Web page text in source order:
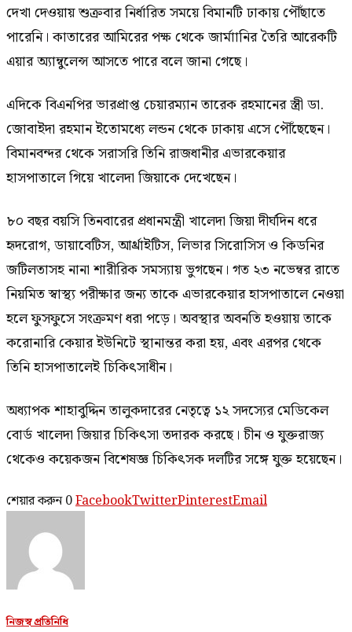
দেখা দেওয়ায় শুক্রবার নির্ধারিত সময়ে বিমানটি ঢাকায় পৌঁছাতে
পারেনি। কাতারের আমিরের পক্ষ থেকে জার্মাানির তৈরি আরেকটি
এয়ার অ্যাম্বুলেন্স আসতে পারে বলে জানা গেছে।
এদিকে বিএনপির ভারপ্রাপ্ত চেয়ারম্যান তারেক রহমানের স্ত্রী ডা.
জোবাইদা রহমান ইতোমধ্যে লন্ডন থেকে ঢাকায় এসে পৌঁছেছেন।
বিমানবন্দর থেকে সরাসরি তিনি রাজধানীর এভারকেয়ার
হাসপাতালে গিয়ে খালেদা জিয়াকে দেখেছেন।
৮০ বছর বয়সি তিনবারের প্রধানমন্ত্রী খালেদা জিয়া দীর্ঘদিন ধরে
হৃদরোগ, ডায়াবেটিস, আর্থ্রাইটিস, লিভার সিরোসিস ও কিডনির
জটিলতাসহ নানা শারীরিক সমস্যায় ভুগছেন। গত ২৩ নভেম্বর রাতে
নিয়মিত স্বাস্থ্য পরীক্ষার জন্য তাকে এভারকেয়ার হাসপাতালে নেওয়া
হলে ফুসফুসে সংক্রমণ ধরা পড়ে। অবস্থার অবনতি হওয়ায় তাকে
করোনারি কেয়ার ইউনিটে স্থানান্তর করা হয়, এবং এরপর থেকে
তিনি হাসপাতালেই চিকিৎসাধীন।
অধ্যাপক শাহাবুদ্দিন তালুকদারের নেতৃত্বে ১২ সদস্যের মেডিকেল
বোর্ড খালেদা জিয়ার চিকিৎসা তদারক করছে। চীন ও যুক্তরাজ্য
থেকেও কয়েকজন বিশেষজ্ঞ চিকিৎসক দলটির সঙ্গে যুক্ত হয়েছেন।
শেয়ার করুন 0FacebookTwitterPinterestEmail
নিজস্ব প্রতিনিধি